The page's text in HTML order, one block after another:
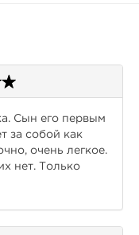
Сын его первым
за собой как
очень легкое.
нет. Только